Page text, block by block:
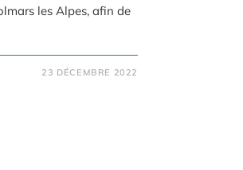
les Alpes, afin de
23 DÉCEMBRE 2022